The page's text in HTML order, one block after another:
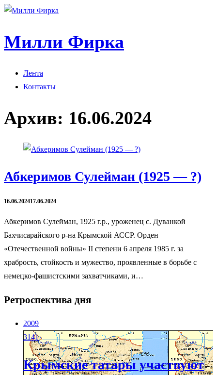
Милли Фирка
Лента
Контакты
Архив: 16.06.2024
Абкеримов Сулейман (1925 — ?)
16.06.202417.06.2024
Абкеримов Сулейман, 1925 г.р., уроженец с. Дуванкой
Бахчисарайского р-на Крымской АССР. Орден
«Отечественной войны» II степени 6 апреля 1985 г. за
храбрость, стойкость и мужество, проявленные в борьбе с
немецко-фашистскими захватчиками, и…
Ретроспектива дня
2009
3141
Крымские татары участвуют